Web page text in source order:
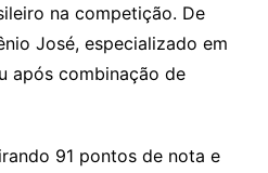
na competição. De
José, especializado em
após combinação de
91 pontos de nota e